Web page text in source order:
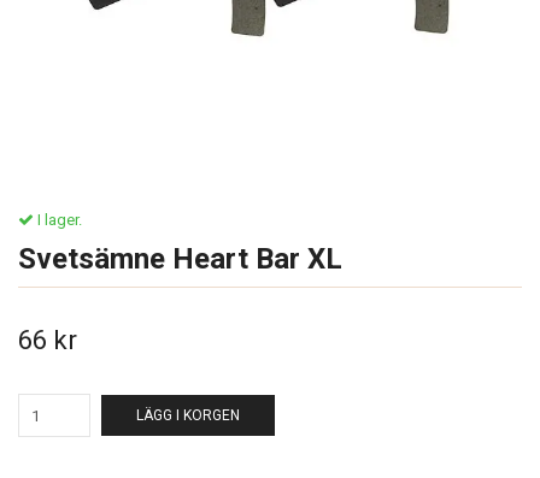
I lager.
Svetsämne Heart Bar XL
66 kr
LÄGG I KORGEN